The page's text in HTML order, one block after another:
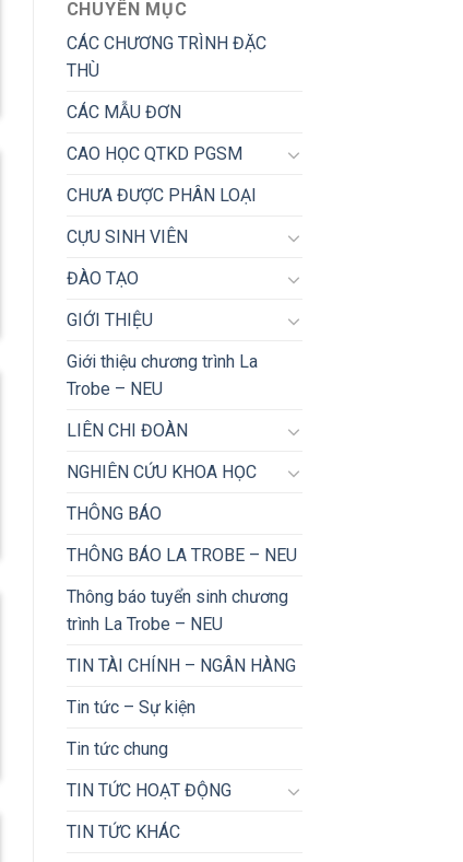
CHUYÊN MỤC
CÁC CHƯƠNG TRÌNH ĐẶC
THÙ
CÁC MẪU ĐƠN
CAO HỌC QTKD PGSM
CHƯA ĐƯỢC PHÂN LOẠI
CỰU SINH VIÊN
ĐÀO TẠO
GIỚI THIỆU
Giới thiệu chương trình La
Trobe – NEU
LIÊN CHI ĐOÀN
NGHIÊN CỨU KHOA HỌC
THÔNG BÁO
THÔNG BÁO LA TROBE – NEU
Thông báo tuyển sinh chương
trình La Trobe – NEU
TIN TÀI CHÍNH – NGÂN HÀNG
Tin tức – Sự kiện
Tin tức chung
TIN TỨC HOẠT ĐỘNG
TIN TỨC KHÁC